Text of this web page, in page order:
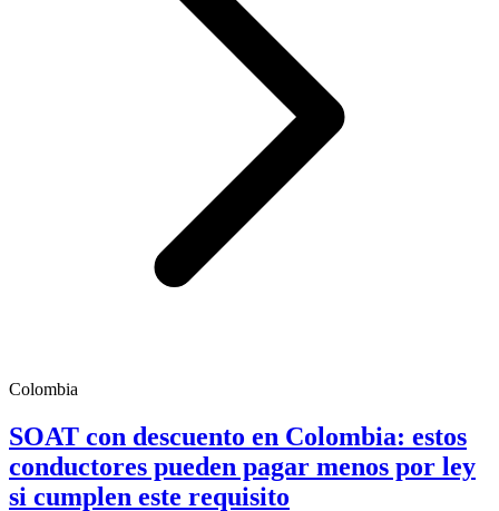
Colombia
SOAT con descuento en Colombia: estos
conductores pueden pagar menos por ley
si cumplen este requisito